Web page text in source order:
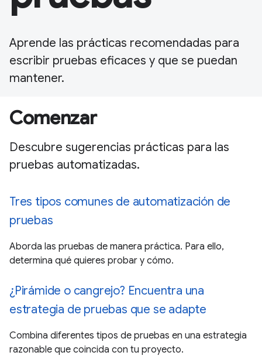
Aprende las prácticas recomendadas para
escribir pruebas eficaces y que se puedan
mantener.
Comenzar
Descubre sugerencias prácticas para las
pruebas automatizadas.
Tres tipos comunes de automatización de
pruebas
Aborda las pruebas de manera práctica. Para ello,
determina qué quieres probar y cómo.
¿Pirámide o cangrejo? Encuentra una
estrategia de pruebas que se adapte
Combina diferentes tipos de pruebas en una estrategia
razonable que coincida con tu proyecto.